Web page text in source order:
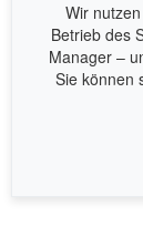
Wir
Betrieb des
Manager –
Sie können